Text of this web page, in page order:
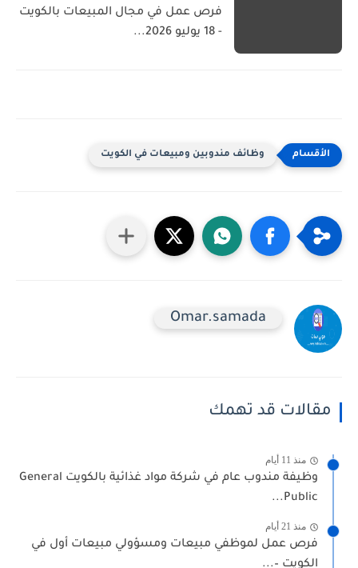
فرص عمل في مجال المبيعات بالكويت
- 18 يوليو 2026...
وظائف مندوبين ومبيعات في الكويت
Omar.samada
مقالات قد تهمك
منذ 11 أيام
وظيفة مندوب عام في شركة مواد غذائية بالكويت General
Public...
منذ 21 أيام
فرص عمل لموظفي مبيعات ومسؤولي مبيعات أول في
الكويت –...